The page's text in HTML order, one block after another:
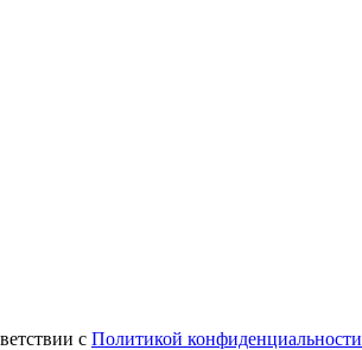
с Политикой конфиденциальности